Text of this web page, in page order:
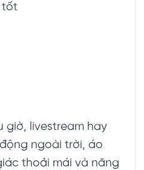
tốt
giờ, livestream hay
ngoài trời, áo
thoải mái và năng